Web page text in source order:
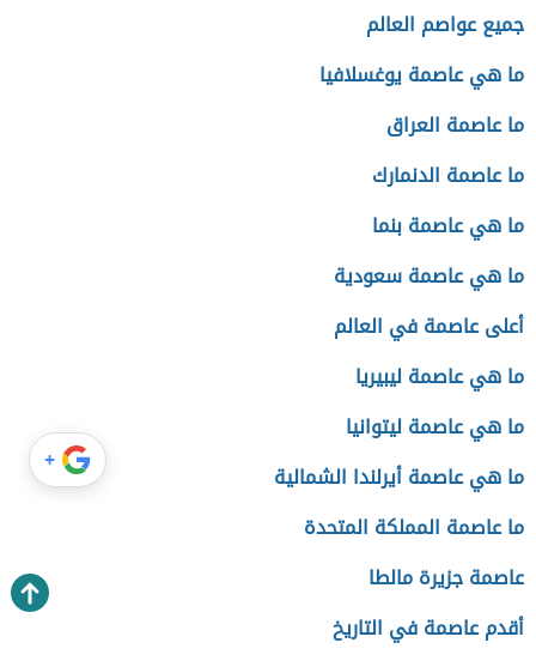
جميع عواصم العالم
ما هي عاصمة يوغسلافيا
ما عاصمة العراق
ما عاصمة الدنمارك
ما هي عاصمة بنما
ما هي عاصمة سعودية
أعلى عاصمة في العالم
ما هي عاصمة ليبيريا
ما هي عاصمة ليتوانيا
ما هي عاصمة أيرلندا الشمالية
ما عاصمة المملكة المتحدة
عاصمة جزيرة مالطا
أقدم عاصمة في التاريخ
+